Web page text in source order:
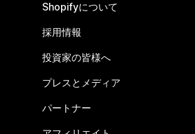
Shopifyについて
採用情報
投資家の皆様へ
プレスとメディア
パートナー